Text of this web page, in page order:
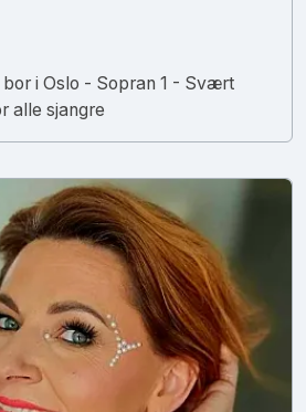
i Oslo - Sopran 1 - Svært
alle sjangre